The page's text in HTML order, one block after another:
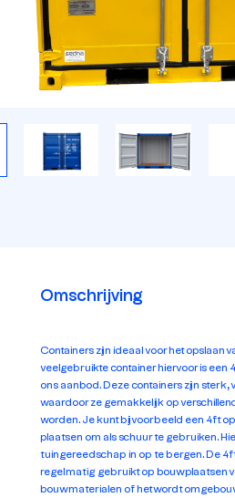
Omschrijving
Containers zijn ideaal voor het opslaan
veelgebruikte container hiervoor is een
ons aanbod. Deze containers zijn sterk,
waardoor ze gemakkelijk op
worden. Je kunt bijvoorbeeld een 4ft
plaatsen om als schuur te gebruiken.
tuingereedschap in op te bergen. De
regelmatig gebruikt op bouwplaatsen
bouwmaterialen of het wordt